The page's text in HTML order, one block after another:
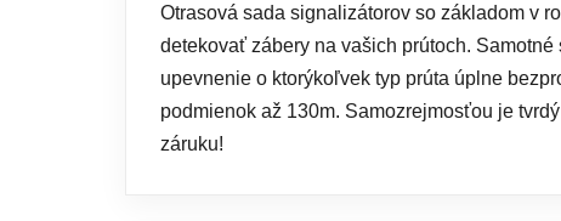
Otrasová sada signalizátorov so základom v
detekovať zábery na vašich prútoch.
upevnenie o ktorýkoľvek typ prúta úplne
podmienok až 130m. Samozrejmosťou je
záruku!